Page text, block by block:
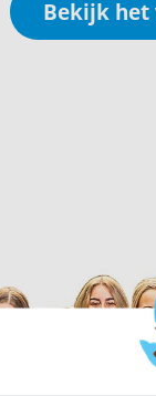
Bekijk het